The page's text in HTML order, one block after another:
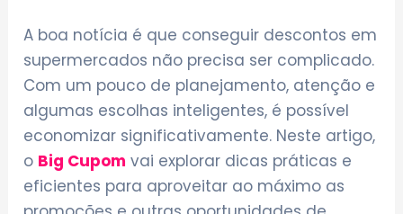
A boa notícia é que conseguir descontos em
supermercados não precisa ser complicado.
Com um pouco de planejamento, atenção e
algumas escolhas inteligentes, é possível
economizar significativamente. Neste artigo,
o Big Cupom vai explorar dicas práticas e
eficientes para aproveitar ao máximo as